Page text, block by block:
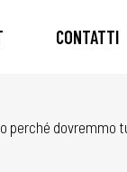
CONTATTI
perché dovremmo